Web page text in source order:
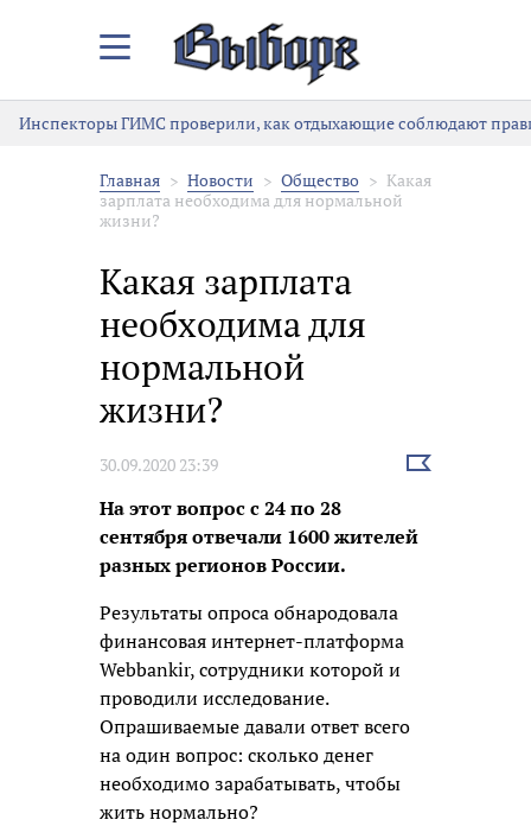
Закрыть/
меню
Инспекторы ГИМС проверили, как отдыхающие соблюдают
Главная Новости Общество
Какая
зарплата необходима для нормальной
жизни?
Какая зарплата
необходима для
нормальной
жизни?
30.09.2020 23:39
Выбрать
На этот вопрос с 24 по 28
сентября отвечали 1600 жителей
разных регионов России.
Результаты опроса обнародовала
финансовая интернет-платформа
Webbankir, сотрудники которой и
проводили исследование.
Опрашиваемые давали ответ всего
на один вопрос: сколько денег
необходимо зарабатывать, чтобы
жить нормально?